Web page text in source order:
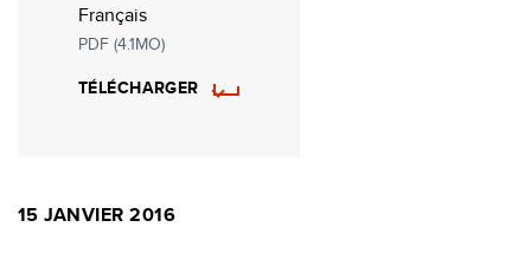
Français
PDF (4.1MO)
TÉLÉCHARGER
15 JANVIER 2016